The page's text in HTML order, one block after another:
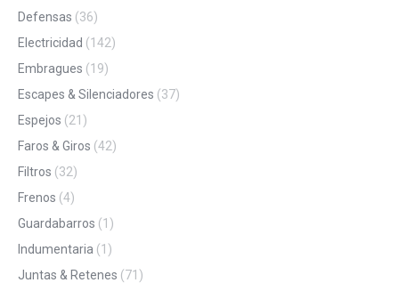
Defensas (36)
Electricidad (142)
Embragues (19)
Escapes & Silenciadores (37)
Espejos (21)
Faros & Giros (42)
Filtros (32)
Frenos (4)
Guardabarros (1)
Indumentaria (1)
Juntas & Retenes (71)